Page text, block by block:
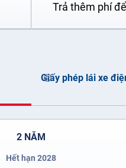
Trả thêm phí
Giấy phép lái xe
2 NĂM
Hết hạn 2028